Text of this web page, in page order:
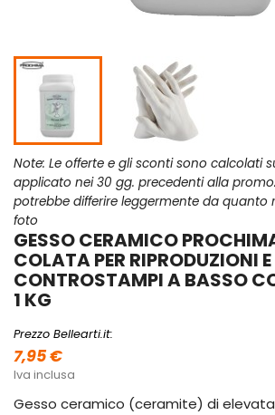
Note: Le offerte e gli sconti sono calcolati
applicato nei 30 gg. precedenti alla
potrebbe differire leggermente da quanto
foto
GESSO CERAMICO
COLATA PER RIPRODUZIONI E
CONTROSTAMPI A BASSO
1 KG
Prezzo Bellearti.it:
7,95 €
Iva inclusa
Gesso ceramico (ceramite) di